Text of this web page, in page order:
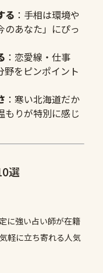
る ：手相は環境や
のあなた」にぴっ
：恋愛線・仕事
野をピンポイント
：寒い北海道だか
もりが特別に感じ
選
に強い占い師が在籍
軽に立ち寄れる人気